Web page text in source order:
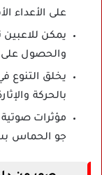
على الأعداء
والحصول على
يخلق التنوع
بالحركة
مؤثرات
جو الحماس